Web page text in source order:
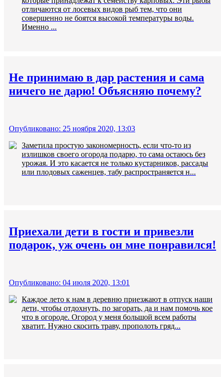
отличаются от лосевых видов рыб тем, что они
совершенно не боятся высокой температуры воды.
Именно ...
Не принимаю в дар растения и сама
ничего не дарю! Объясняю почему?
Опубликовано: 25 ноября 2020, 13:03
Заметила простую закономерность, если что-то из
излишков своего огорода подарю, то сама остаюсь без
урожая. И это касается не только кустарников, рассады
или плодовых саженцев, табу распространяется н...
Приехали дети в гости и привезли
подарок, уж очень он мне понравился!
Опубликовано: 04 июля 2020, 13:01
Каждое лето к нам в деревню приезжают в отпуск наши
дети, чтобы отдохнуть, по загорать, да и нам помочь кое
что в огороде. Огород у меня большой всем работы
хватит. Нужно скосить траву, прополоть гряд...